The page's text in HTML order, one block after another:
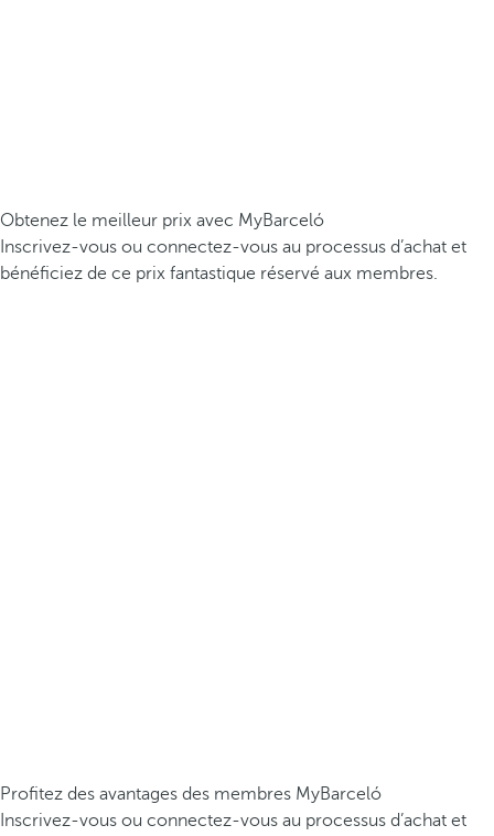
Obtenez le meilleur prix avec MyBarceló
Inscrivez-vous ou connectez-vous au processus d’achat et
bénéficiez de ce prix fantastique réservé aux membres.
Profitez des avantages des membres MyBarceló
Inscrivez-vous ou connectez-vous au processus d’achat et